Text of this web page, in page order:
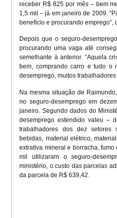
receber R$ 825 por mês – bem
1,5 mil – já em janeiro de 2009.
benefício e procurando emprego”,
Depois que o seguro-
procurando uma vaga até
semelhante à anterior. “Aquela
bem, comprando carro e tudo o
desemprego, muitos
Na mesma situação de
no seguro-desemprego em
janeiro. Segundo dados do
desemprego estendido valeu –
trabalhadores dos dez setores
bebidas, material elétrico,
extrativa mineral e borracha,
mil utilizaram o seguro-
ministério, o custo das parcelas
da parcela de R$ 639,42.